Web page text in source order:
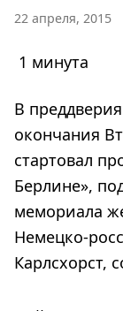
22 апреля, 2015
1 минута
В
окончания
стартовал
Берлине»,
мемориала
Немецко-
Карлсхорст,